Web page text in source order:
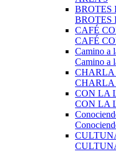
BROTES
BROTES
CAFÉ
CAFÉ
Camino a
Camino a
CHARLA
CHARLA
CON LA
CON LA